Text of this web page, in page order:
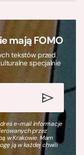
mają FOMO
tekstów przed
specjalnie
e-mail informacje
przez
w Krakowie. Mam
ją w każdej chwili